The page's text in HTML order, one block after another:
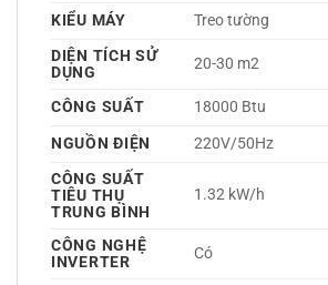
KIỂU MÁY
Treo tường
DIỆN TÍCH SỬ
DỤNG
20-30 m2
CÔNG SUẤT
18000 Btu
NGUỒN ĐIỆN
220V/50Hz
CÔNG SUẤT
TIÊU THỤ
TRUNG BÌNH
1.32 kW/h
CÔNG NGHỆ
INVERTER
Có